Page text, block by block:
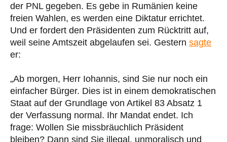
der PNL gegeben. Es gebe in Rumänien keine
freien Wahlen, es werden eine Diktatur errichtet.
Und er fordert den Präsidenten zum Rücktritt auf,
weil seine Amtszeit abgelaufen sei. Gestern sagte
er:
„Ab morgen, Herr Iohannis, sind Sie nur noch ein
einfacher Bürger. Dies ist in einem demokratischen
Staat auf der Grundlage von Artikel 83 Absatz 1
der Verfassung normal. Ihr Mandat endet. Ich
frage: Wollen Sie missbräuchlich Präsident
bleiben? Dann sind Sie illegal, unmoralisch und